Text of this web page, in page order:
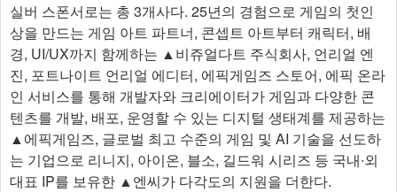
실버 스폰서로는 총 3개사다. 25년의 경험으로 게임의 첫인
상을 만드는 게임 아트 파트너, 콘셉트 아트부터 캐릭터, 배
경, UI/UX까지 함께하는 ▲비쥬얼다트 주식회사, 언리얼 엔
진, 포트나이트 언리얼 에디터, 에픽게임즈 스토어, 에픽 온라
인 서비스를 통해 개발자와 크리에이터가 게임과 다양한 콘
텐츠를 개발, 배포, 운영할 수 있는 디지털 생태계를 제공하는
▲에픽게임즈, 글로벌 최고 수준의 게임 및 AI 기술을 선도하
는 기업으로 리니지, 아이온, 블소, 길드워 시리즈 등 국내∙외
대표 IP를 보유한 ▲엔씨가 다각도의 지원을 더한다.